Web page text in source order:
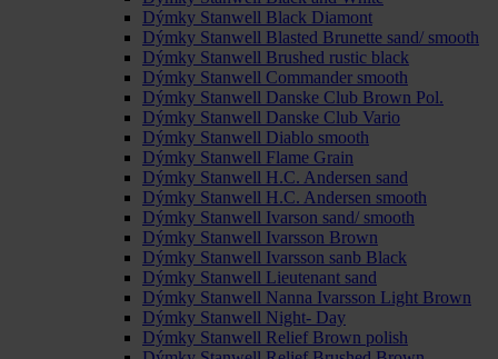
Dýmky Stanwell Black Diamont
Dýmky Stanwell Blasted Brunette sand/ smooth
Dýmky Stanwell Brushed rustic black
Dýmky Stanwell Commander smooth
Dýmky Stanwell Danske Club Brown Pol.
Dýmky Stanwell Danske Club Vario
Dýmky Stanwell Diablo smooth
Dýmky Stanwell Flame Grain
Dýmky Stanwell H.C. Andersen sand
Dýmky Stanwell H.C. Andersen smooth
Dýmky Stanwell Ivarson sand/ smooth
Dýmky Stanwell Ivarsson Brown
Dýmky Stanwell Ivarsson sanb Black
Dýmky Stanwell Lieutenant sand
Dýmky Stanwell Nanna Ivarsson Light Brown
Dýmky Stanwell Night- Day
Dýmky Stanwell Relief Brown polish